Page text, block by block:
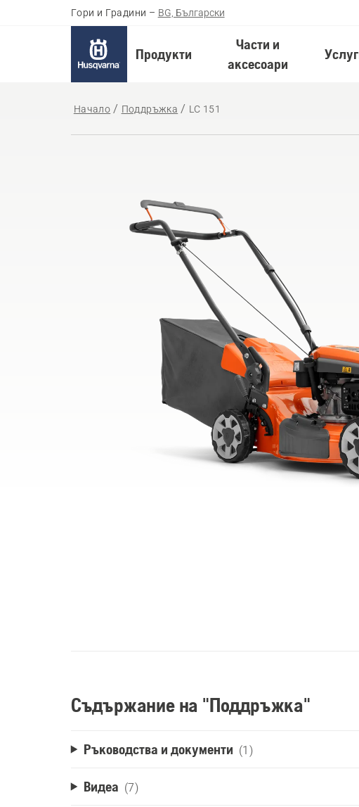
Гори и Градини – BG, Български
Продукти
Части и
аксесоари
Начало Поддръжка LC 151
Съдържание на "Поддръжка"
Ръководства и документи (1)
Видеа (7)